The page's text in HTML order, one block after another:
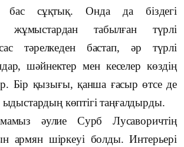
бас сұқтық. Онда да біздегі
жұмыстардан табылған түрлі
тәрелкеден бастап, әр түрлі
шәйнектер мен кеселер көздің
Бір қызығы, қанша ғасыр өтсе де
көптігі таңғалдырды.
әулие Сурб Лусаворичтің
армян шіркеуі болды. Интерьері